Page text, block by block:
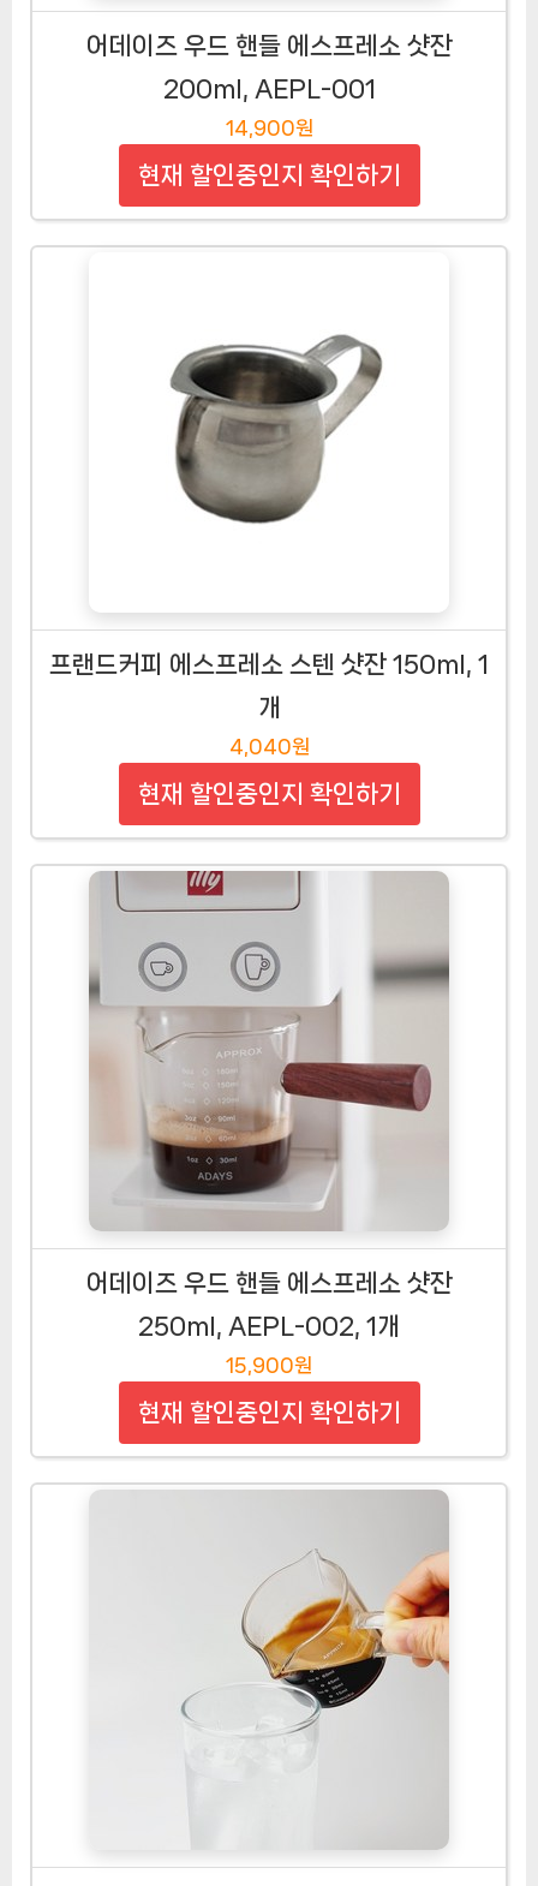
어데이즈 우드 핸들 에스프레소 샷잔
200ml, AEPL-001
14,900원
현재 할인중인지 확인하기
프랜드커피 에스프레소 스텐 샷잔 150ml, 1
개
4,040원
현재 할인중인지 확인하기
어데이즈 우드 핸들 에스프레소 샷잔
250ml, AEPL-002, 1개
15,900원
현재 할인중인지 확인하기